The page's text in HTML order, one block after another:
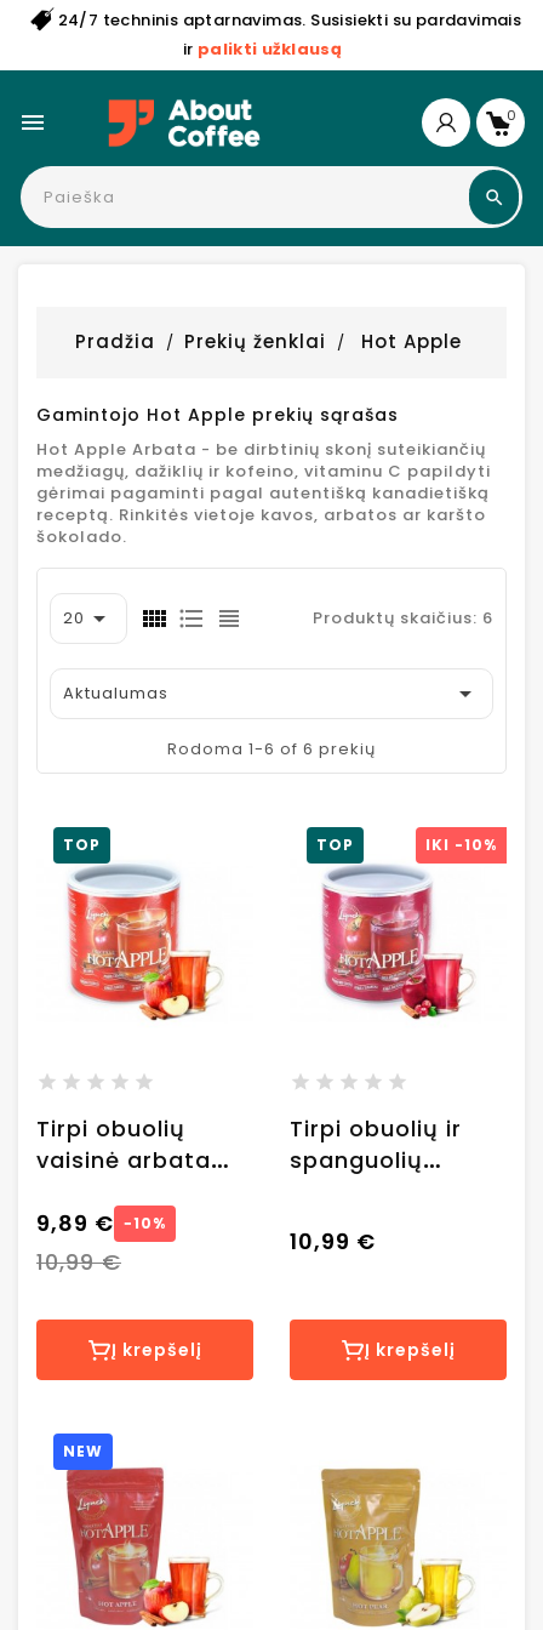
24/7 techninis aptarnavimas. Susisiekti su pardavimais
ir palikti užklausą
 0
Pradžia Prekių ženklai Hot Apple
Gamintojo Hot Apple prekių sąrašas
Hot Apple Arbata - be dirbtinių skonį suteikiančių
medžiagų, dažiklių ir kofeino, vitaminu C papildyti
gėrimai pagaminti pagal autentišką kanadietišką
receptą. Rinkitės vietoje kavos, arbatos ar karšto
šokolado.
20  Produktų skaičius: 6
Aktualumas 
Rodoma 1-6 of 6 prekių
TOP
Tirpi obuolių
vaisinė arbata
Original", 553 g
9,89 € −10%
10,99 €
Į krepšelį
IKI -10%
TOP
Tirpi obuolių ir
spanguolių
Cranberry", 553 g
10,99 €
Į krepšelį
NEW